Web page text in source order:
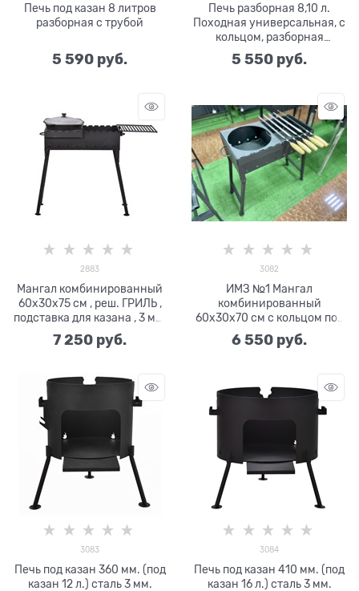
Печь под казан 8 литров
разборная с трубой
5 590 руб.
Печь разборная 8,10 л.
Походная универсальная, с
кольцом, разборная
35х35х50 см , сталь 3 мм
арт. ИМЗ-№4
5 550 руб.
2883
Мангал комбинированный
60х30х75 см , реш. ГРИЛЬ ,
подставка для казана , 3 мм.
арт ИМЗ-№2
7 250 руб.
3082
ИМЗ №1 Мангал
комбинированный
60х30х70 см с кольцом под
казан и засл. D-280 мм , 3
мм.
6 550 руб.
3083
Печь под казан 360 мм. (под
казан 12 л.) сталь 3 мм.
3084
Печь под казан 410 мм. (под
казан 16 л.) сталь 3 мм.